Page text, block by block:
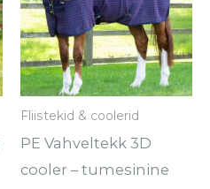
mitu
varianti.
Valikuid
saab
teha
tootelehel.
Fliistekid & coolerid
PE Vahveltekk 3D
cooler – tumesinine